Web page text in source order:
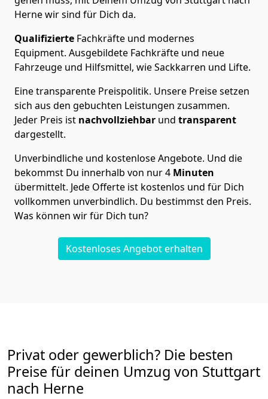
Herne wir sind für Dich da.
Qualifizierte Fachkräfte und modernes
Equipment. Ausgebildete Fachkräfte und neue
Fahrzeuge und Hilfsmittel, wie Sackkarren und Lifte.
Eine transparente Preispolitik. Unsere Preise setzen
sich aus den gebuchten Leistungen zusammen.
Jeder Preis ist nachvollziehbar und transparent
dargestellt.
Unverbindliche und kostenlose Angebote. Und die
bekommst Du innerhalb von nur4 Minuten
übermittelt. Jede Offerte ist kostenlos und für Dich
vollkommen unverbindlich. Du bestimmst den Preis.
Was können wir für Dich tun?
Kostenloses Angebot erhalten
Privat oder gewerblich? Die besten
Preise für deinen Umzug von Stuttgart
nach Herne